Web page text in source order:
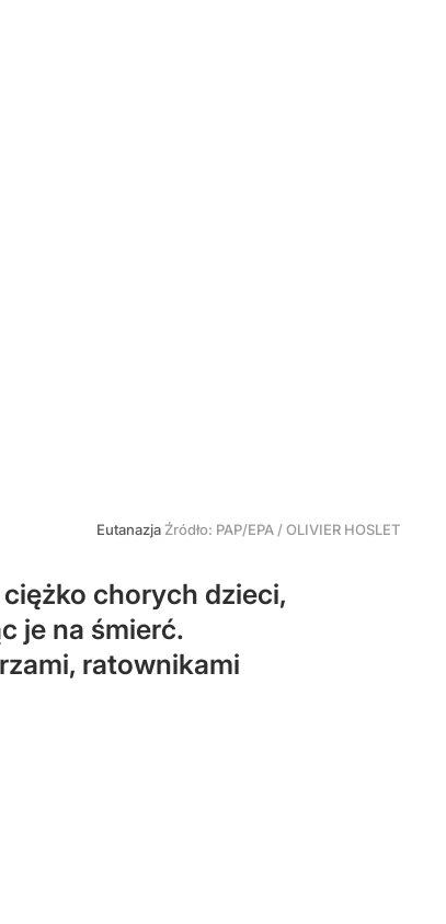
Eutanazja Źródło: PAP/EPA /OLIVIER HOSLET
chorych dzieci,
je na śmierć.
ratownikami